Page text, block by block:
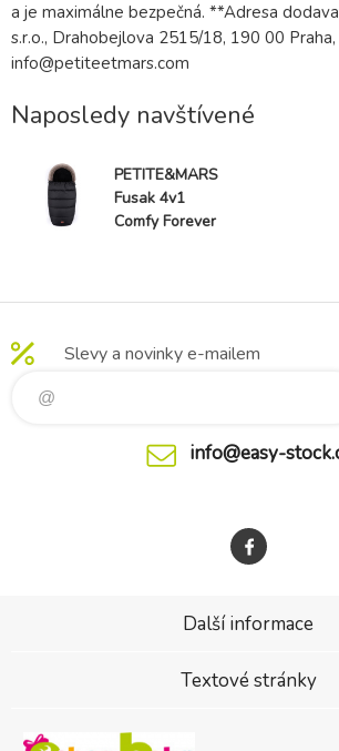
a je maximálne bezpečná. **Adresa
s.r.o., Drahobejlova 2515/18, 190 00
info@petiteetmars.com
Naposledy navštívené
PETITE&MARS
Fusak 4v1
Comfy Forever
Slevy a novinky e-mailem
info@easy-
Další informace
Textové stránky